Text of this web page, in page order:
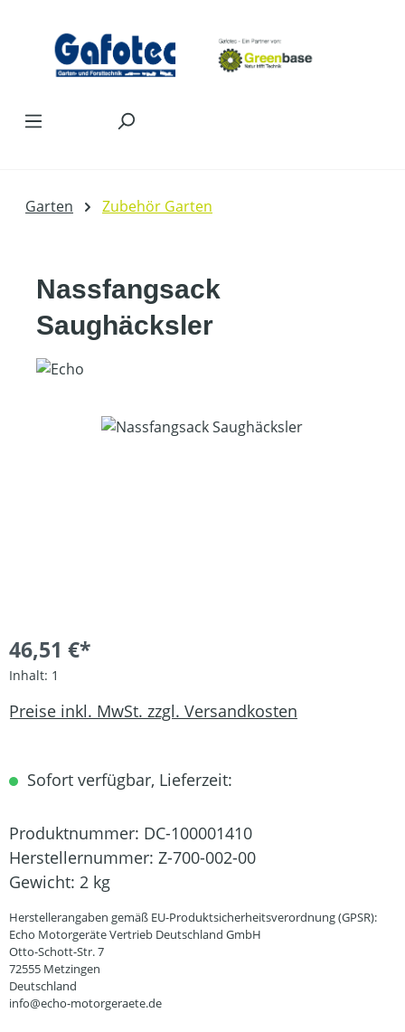
Garten Zubehör Garten
Nassfangsack
Saughäcksler
Bildergalerie überspringen
46,51 €*
Inhalt: 1
Preise inkl. MwSt. zzgl. Versandkosten
Sofort verfügbar, Lieferzeit:
Produktnummer: DC-100001410
Herstellernummer: Z-700-002-00
Gewicht: 2 kg
Herstellerangaben gemäß EU-Produktsicherheitsverordnung (GPSR):
Echo Motorgeräte Vertrieb Deutschland GmbH
Otto-Schott-Str. 7
72555 Metzingen
Deutschland
info@echo-motorgeraete.de